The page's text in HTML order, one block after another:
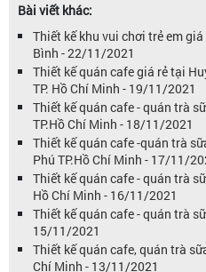
Bài viết khác:
Thiết kế khu vui chơi trẻ em
Bình - 22/11/2021
Thiết kế quán cafe giá rẻ tại
TP. Hồ Chí Minh - 19/11/2021
Thiết kế quán cafe - quán trà
TP.Hồ Chí Minh - 18/11/2021
Thiết kế quán cafe -quán trà
Phú TP.Hồ Chí Minh - 17/11/
Thiết kế quán cafe - quán trà
Hồ Chí Minh - 16/11/2021
Thiết kế quán cafe - quán trà
15/11/2021
Thiết kế quán cafe, quán trà
Chí Minh - 13/11/2021